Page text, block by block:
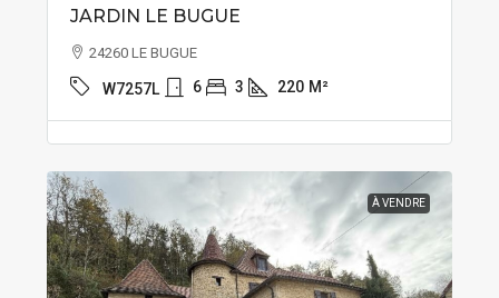
JARDIN LE BUGUE
24260 LE BUGUE
W7257L 6 3 220 M²
À VENDRE